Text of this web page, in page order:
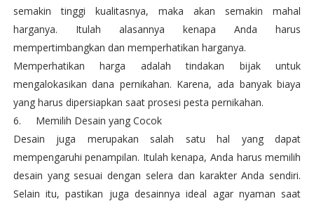
semakin tinggi kualitasnya, maka akan semakin mahal
harganya. Itulah alasannya kenapa Anda harus
mempertimbangkan dan memperhatikan harganya.
Memperhatikan harga adalah tindakan bijak untuk
mengalokasikan dana pernikahan. Karena, ada banyak biaya
yang harus dipersiapkan saat prosesi pesta pernikahan.
6.
Memilih Desain yang Cocok
Desain juga merupakan salah satu hal yang dapat
mempengaruhi penampilan. Itulah kenapa, Anda harus memilih
desain yang sesuai dengan selera dan karakter Anda sendiri.
Selain itu, pastikan juga desainnya ideal agar nyaman saat